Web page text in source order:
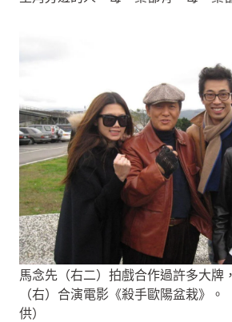
馬念先（右二）拍戲合作過許多大牌
（右）合演電影《殺手歐陽盆栽》。
供）